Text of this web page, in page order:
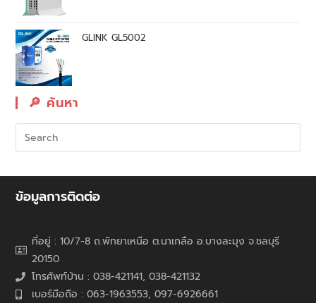
GLINK GL5002
🔎︎ ค้นหา
ข้อมูลการติดต่อ
ที่อยู่ : 10/7-8 ถ.พัทยาเหนือ ต.นาเกลือ อ.บางละมุง จ.ชลบุรี
20150
โทรศัพท์บ้าน : 038-421141, 038-421132
เบอร์มือถือ : 063-1963553, 097-6926661